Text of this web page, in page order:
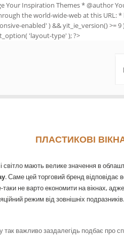
Inspiration Themes * @author
the world-wide-web at this
enabled' ) && yit_ie_version()
'layout-type' ); ?>
ПЛАСТИКОВІ
мають велике значення в
. Саме цей торговий бренд відповідає
не варто економити на вікнах,
режим від зовнішніх подразників.
так важливо заздалегідь подбає про